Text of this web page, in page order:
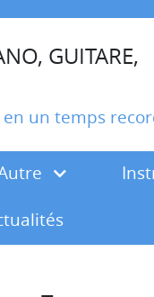
GUITARE,
un temps